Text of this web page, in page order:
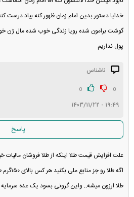
خدایا دستور بدین امام زمان ظهور کنه بیاد درست
گوشت برامون شده رویا زندگی خوب شده مال ژن
پول نداریم
ناشناس
0
0
۱۹:۴۹ - ۱۴۰۳/۱۱/۲۲
پاسخ
علت افزایش قیمت طلا اینکه از طلا فروشان مالیات
طلا ارزون میشه.. واین گرونی بسود یک عده سرمایه